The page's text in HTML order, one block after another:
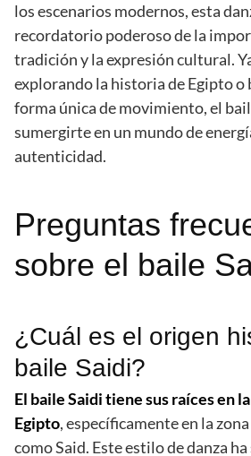
los escenarios modernos, esta
recordatorio poderoso de la
tradición y la expresión cultural.
explorando la historia de Egipto o
forma única de movimiento, el
sumergirte en un mundo de
autenticidad.
Preguntas
sobre el baile
¿Cuál es el origen
baile Saidi?
El baile Saidi tiene sus raíces en
Egipto, específicamente en la
como Said. Este estilo de danza